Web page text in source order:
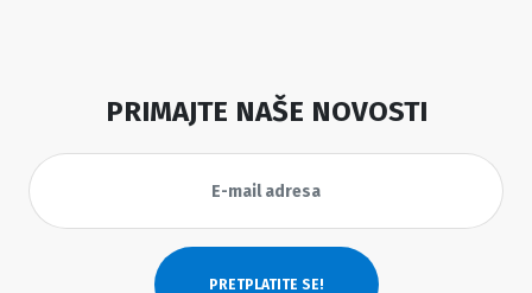
PRIMAJTE NAŠE NOVOSTI